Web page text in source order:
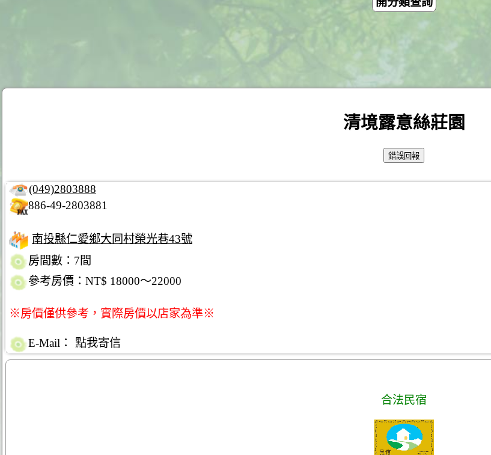
清境露意絲莊園
(049)2803888
886-49-2803881
南投縣仁愛鄉大同村榮光巷43號
房間數：7間
參考房價：NT$ 18000～22000
※房價僅供參考，實際房價以店家為準※
E-Mail： 點我寄信
合法民宿